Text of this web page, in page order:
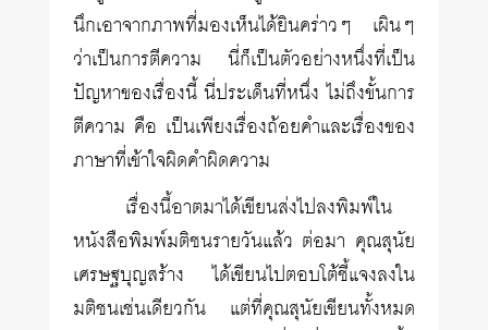
นึกเอาจากภาพที่มองเห็นได้ยินคร่าวๆ เผินๆ
ว่าเป็นการตีความ นี่ก็เป็นตัวอย่างหนึ่งที่เป็น
ปัญหาของเรื่องนี้ นี่ประเด็นที่หนึ่ง ไม่ถึงขั้นการ
ตีความ คือ เป็นเพียงเรื่องถ้อยคำและเรื่องของ
ภาษาที่เข้าใจผิดคำผิดความ
เรื่องนี้อาตมาได้เขียนส่งไปลงพิมพ์ใน
หนังสือพิมพ์มติชนรายวันแล้ว ต่อมา คุณสุนัย
เศรษฐบุญสร้าง ได้เขียนไปตอบโต้ชี้แจงลงใน
มติชนเช่นเดียวกัน แต่ที่คุณสุนัยเขียนทั้งหมด